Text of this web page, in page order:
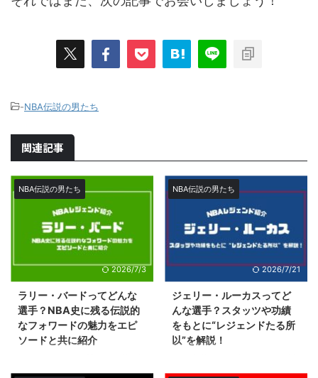
-NBA伝説の男たち
関連記事
NBA伝説の男たち
2026/7/3
ラリー・バードってどんな
選手？NBA史に残る伝説的
なフォワードの魅力をエピ
ソードと共に紹介
っているレジェンド中のレジェン
NBA伝説の男たち
2026/7/21
ジェリー・ルーカスってど
んな選手？スタッツや功績
をもとに“レジェンドたる所
以”を解説！
躍したNBAレジェンド「ジェリ